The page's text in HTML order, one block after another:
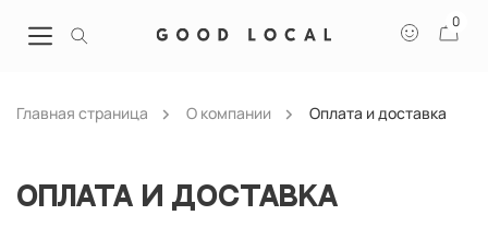
0
Главная страница О компании Оплата и доставка
Оплата и доставка